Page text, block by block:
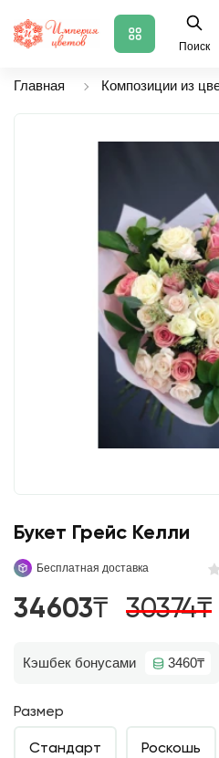
Поиск
Главная Композиции из
Букет Грейс Келли
Бесплатная доставка
34603₸ 30374₸
Кэшбек бонусами 3460₸
Размер
Стандарт Роскошь